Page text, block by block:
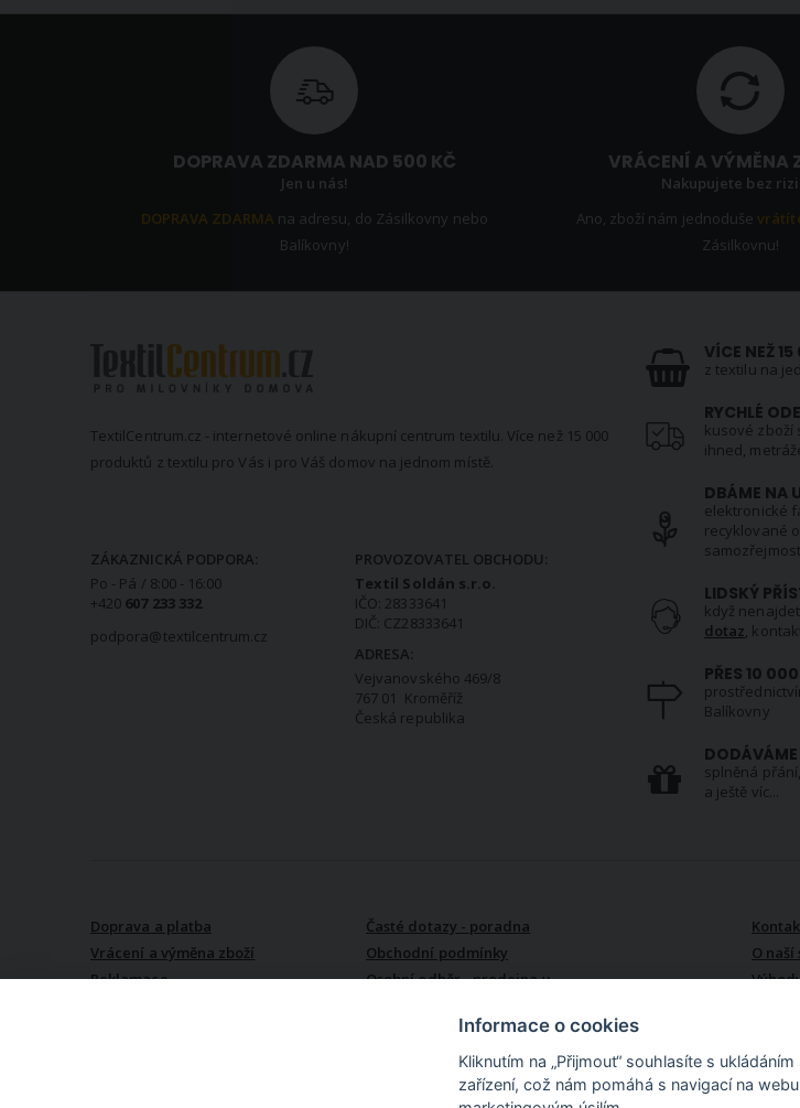
DOPRAVA ZDARMA NAD 500 KČ
Jen u nás!
DOPRAVA ZDARMA na adresu, do Zásilkovny nebo
Balíkovny!
VRÁCENÍ A VÝMĚNA
Nakupujete bez
Ano, zboží nám jednoduše
Zásilkovnu!
TextilCentrum.cz - internetové online nákupní centrum textilu. Více než 15 000
produktů z textilu pro Vás i pro Váš domov na jednom místě.
ZÁKAZNICKÁ PODPORA:
Po - Pá / 8:00 - 16:00
+420 607 233 332
podpora@textilcentrum.cz
PROVOZOVATEL OBCHODU:
Textil Soldán s.r.o.
IČO: 28333641
DIČ: CZ28333641
ADRESA:
Vejvanovského 469/8
767 01 Kroměříž
Česká republika
VÍCE NEŽ
z textilu na
RYCHLÉ
kusové zboží
ihned,
DBÁME NA
elektronické
recyklované
LIDSKÝ
když
dotaz,
PŘES 10
Balíkovny
splněná
a ještě víc...
Doprava a platba
Vrácení a výměna zboží
Reklamace
Časté dotazy - poradna
Obchodní podmínky
Osobní odběr - prodejna v
O naší
Informace o cookies
Kliknutím na „Přijmout“ souhlasíte s
zařízení, což nám pomáhá s navigací na